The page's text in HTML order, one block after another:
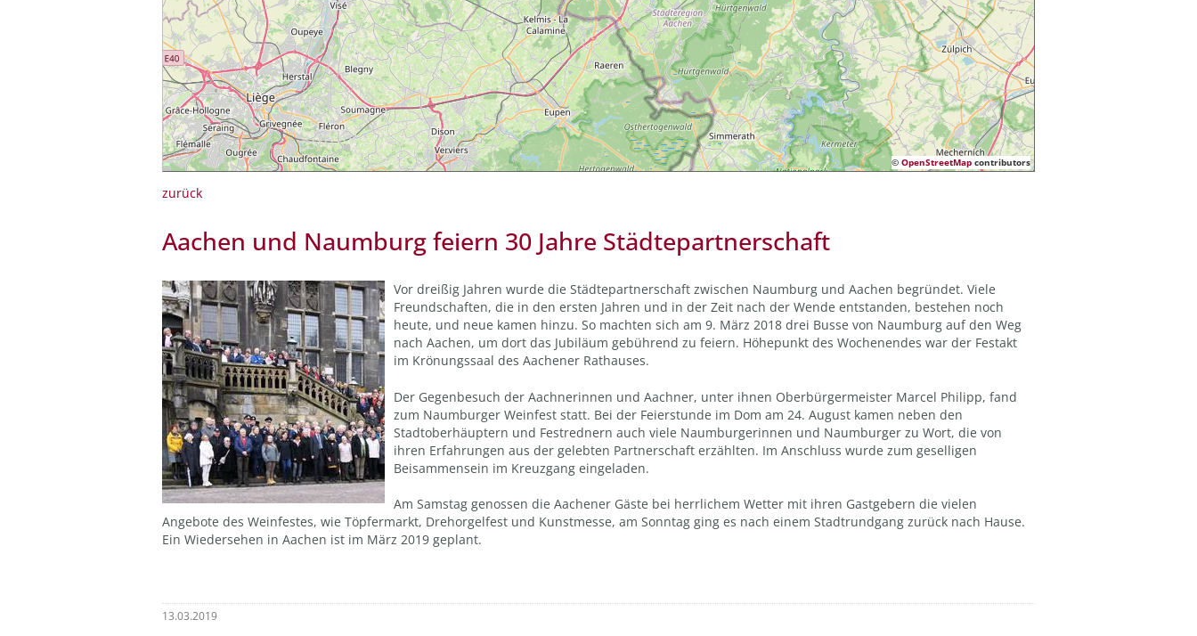
© OpenStreetMap contributors
zurück
Aachen und Naumburg feiern 30 Jahre Städtepartnerschaft
Vor dreißig Jahren wurde die Städtepartnerschaft zwischen Naumburg und Aachen begründet. Viele
Freundschaften, die in den ersten Jahren und in der Zeit nach der Wende entstanden, bestehen noch
heute, und neue kamen hinzu. So machten sich am 9. März 2018 drei Busse von Naumburg auf den Weg
nach Aachen, um dort das Jubiläum gebührend zu feiern. Höhepunkt des Wochenendes war der Festakt
im Krönungssaal des Aachener Rathauses.
Der Gegenbesuch der Aachnerinnen und Aachner, unter ihnen Oberbürgermeister Marcel Philipp, fand
zum Naumburger Weinfest statt. Bei der Feierstunde im Dom am 24. August kamen neben den
Stadtoberhäuptern und Festrednern auch viele Naumburgerinnen und Naumburger zu Wort, die von
ihren Erfahrungen aus der gelebten Partnerschaft erzählten. Im Anschluss wurde zum geselligen
Beisammensein im Kreuzgang eingeladen.
Am Samstag genossen die Aachener Gäste bei herrlichem Wetter mit ihren Gastgebern die vielen
Angebote des Weinfestes, wie Töpfermarkt, Drehorgelfest und Kunstmesse, am Sonntag ging es nach einem Stadtrundgang zurück nach Hause.
Ein Wiedersehen in Aachen ist im März 2019 geplant.
13.03.2019